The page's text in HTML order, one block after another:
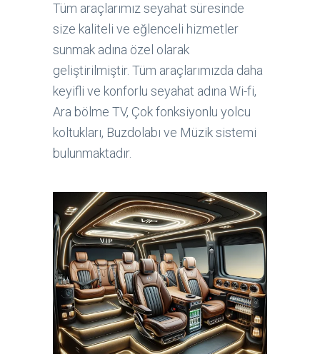
Tüm araçlarımız seyahat süresinde
size kaliteli ve eğlenceli hizmetler
sunmak adına özel olarak
geliştirilmiştir. Tüm araçlarımızda daha
keyifli ve konforlu seyahat adına Wi-fi,
Ara bölme TV, Çok fonksiyonlu yolcu
koltukları, Buzdolabı ve Müzik sistemi
bulunmaktadır.